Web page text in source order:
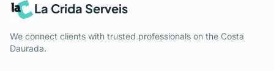
La Crida Serveis
We connect clients with trusted professionals on the Costa
Daurada.